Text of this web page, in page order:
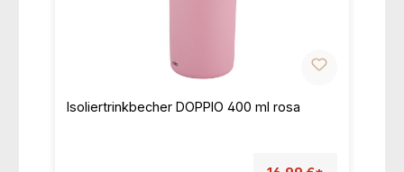
Isoliertrinkbecher DOPPIO 400 ml rosa